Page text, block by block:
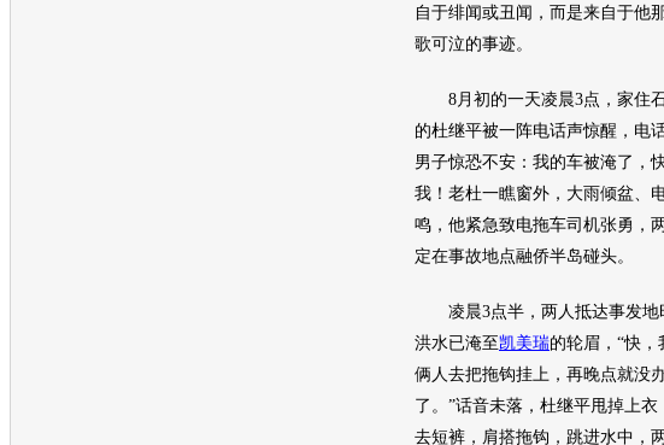
自于绯闻或丑闻，而是来自于他
歌可泣的事迹。
8月初的一天凌晨3点，家住
的杜继平被一阵电话声惊醒，电
男子惊恐不安：我的车被淹了，
我！老杜一瞧窗外，大雨倾盆、
鸣，他紧急致电拖车司机张勇，
定在事故地点融侨半岛碰头。
凌晨3点半，两人抵达事发地
洪水已淹至凯美瑞的轮眉，“快，
俩人去把拖钩挂上，再晚点就没
了。”话音未落，杜继平甩掉上衣
去短裤，肩搭拖钩，跳进水中，